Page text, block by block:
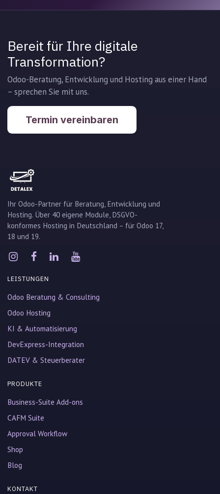
Bereit für Ihre digitale
Transformation?
Odoo-Beratung, Entwicklung und Hosting aus einer Hand
– sprechen Sie mit uns.
Termin vereinbaren
Ihr Odoo-Partner für Beratung, Entwicklung und
Hosting. Über 40 eigene Module, DSGVO-
konformes Hosting in Deutschland – für Odoo 17,
18 und 19.
LEISTUNGEN
Odoo Beratung & Consulting
Odoo Hosting
KI & Automatisierung
DevExpress-Integration
DATEV & Steuerberater
PRODUKTE
Business-Suite Add-ons
CAFM Suite
Approval Workflow
Shop
Blog
KONTAKT